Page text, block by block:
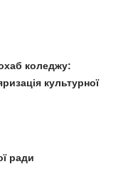
коледжу:
культурної
ради